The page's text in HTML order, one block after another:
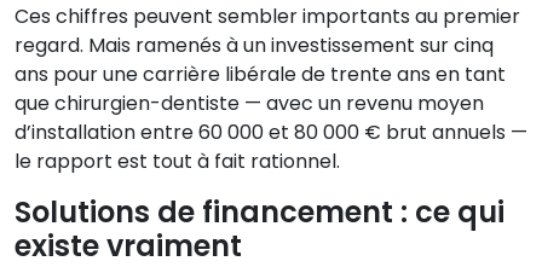
Ces chiffres peuvent sembler importants au premier
regard. Mais ramenés à un investissement sur cinq
ans pour une carrière libérale de trente ans en tant
que chirurgien-dentiste — avec un revenu moyen
d’installation entre 60 000 et 80 000 € brut annuels —
le rapport est tout à fait rationnel.
Solutions de financement : ce qui
existe vraiment